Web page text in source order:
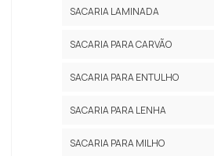
SACARIA LAMINADA
SACARIA PARA CARVÃO
SACARIA PARA ENTULHO
SACARIA PARA LENHA
SACARIA PARA MILHO